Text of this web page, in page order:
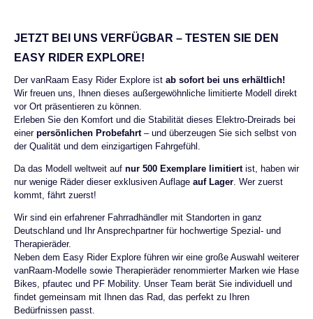
JETZT BEI UNS VERFÜGBAR – TESTEN SIE DEN
EASY RIDER EXPLORE!
Der vanRaam Easy Rider Explore ist ab sofort bei uns erhältlich!
Wir freuen uns, Ihnen dieses außergewöhnliche limitierte Modell direkt
vor Ort präsentieren zu können.
Erleben Sie den Komfort und die Stabilität dieses Elektro-Dreirads bei
einer persönlichen Probefahrt– und überzeugen Sie sich selbst von
der Qualität und dem einzigartigen Fahrgefühl.
Da das Modell weltweit auf nur 500 Exemplare limitiertist, haben wir
nur wenige Räder dieser exklusiven Auflage auf Lager . Wer zuerst
kommt, fährt zuerst!
Wir sind ein erfahrener Fahrradhändler mit Standorten in ganz
Deutschland und Ihr Ansprechpartner für hochwertige Spezial- und
Therapieräder.
Neben dem Easy Rider Explore führen wir eine große Auswahl weiterer
vanRaam-Modelle sowie Therapieräder renommierter Marken wie Hase
Bikes, pfautec und PF Mobility. Unser Team berät Sie individuell und
findet gemeinsam mit Ihnen das Rad, das perfekt zu Ihren
Bedürfnissen passt.